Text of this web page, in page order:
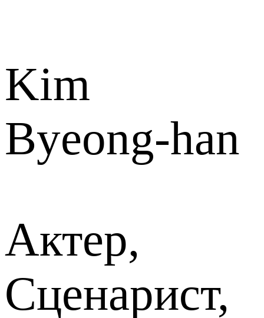
Kim
Byeong-han
Актер,
Сценарист,